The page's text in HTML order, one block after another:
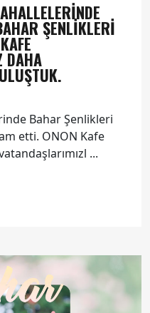
ŞENLIKLERI
DAHA
Bahar Şenlikleri
etti. ONON Kafe
...